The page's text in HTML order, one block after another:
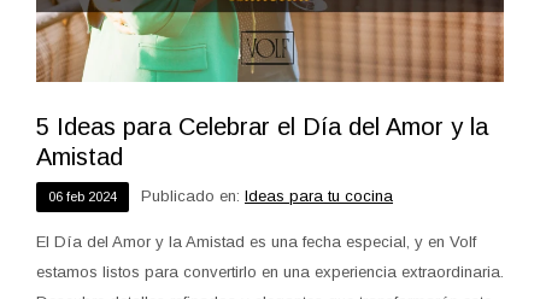
5 Ideas para Celebrar el Día del Amor y la
Amistad
06 feb 2024 Publicado en: Ideas para tu cocina
El Día del Amor y la Amistad es una fecha especial, y en Volf
estamos listos para convertirlo en una experiencia extraordinaria.